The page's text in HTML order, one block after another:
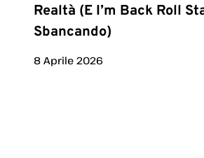
Realtà (e I’m Back Roll
Sbancando)
8 Aprile 2026